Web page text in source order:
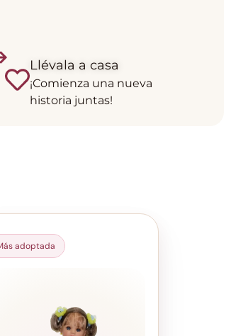
Llévala a casa
¡Comienza una nueva
historia juntas!
adoptada